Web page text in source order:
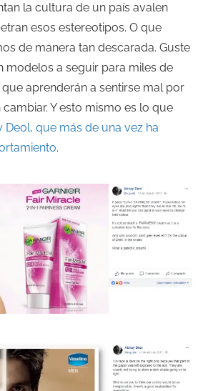
la cultura de un país avalen
esos estereotipos. O que
de manera tan descarada. Guste
modelos a seguir para miles de
aprenderán a sentirse mal por
Y esto mismo es lo que
Deol, que más de una vez ha
.